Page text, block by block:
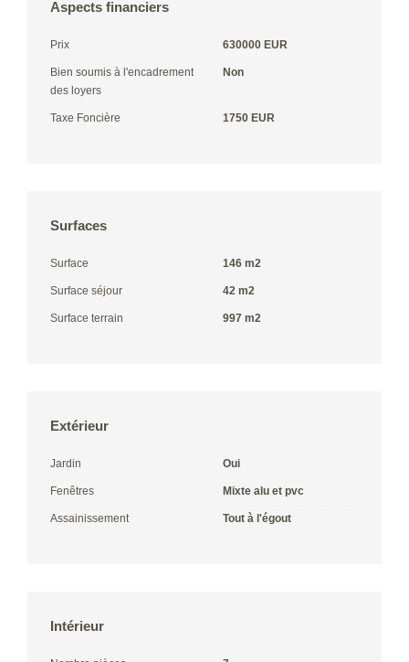
Aspects financiers
Prix 630000 EUR
Bien soumis à l'encadrement
des loyers
Non
Taxe Foncière 1750 EUR
Surfaces
Surface 146 m2
Surface séjour 42 m2
Surface terrain 997 m2
Extérieur
Jardin Oui
Fenêtres Mixte alu et pvc
Assainissement Tout à l'égout
Intérieur